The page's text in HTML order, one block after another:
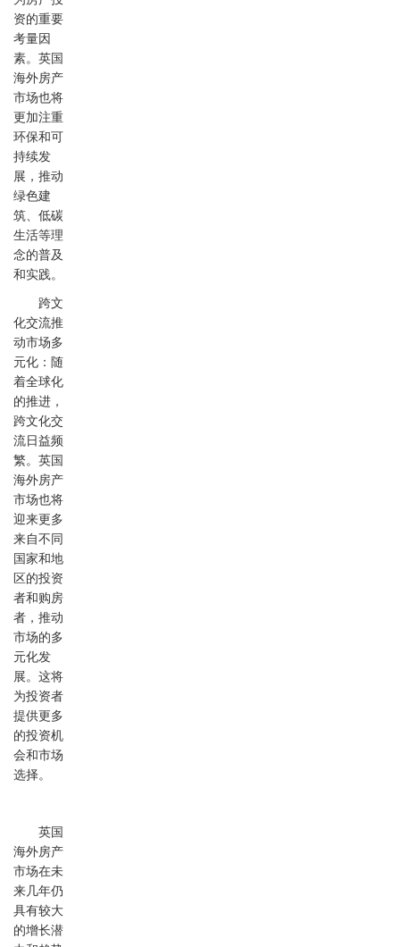
资的重要
考量因
素。英国
海外房产
市场也将
更加注重
环保和可
持续发
展，推动
绿色建
筑、低碳
生活等理
念的普及
和实践。
跨文
化交流推
动市场多
元化：随
着全球化
的推进，
跨文化交
流日益频
繁。英国
海外房产
市场也将
迎来更多
来自不同
国家和地
区的投资
者和购房
者，推动
市场的多
元化发
展。这将
为投资者
提供更多
的投资机
会和市场
选择。
英国
海外房产
市场在未
来几年仍
具有较大
的增长潜